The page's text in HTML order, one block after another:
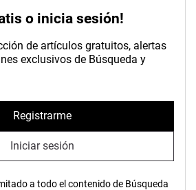
o inicia sesión!
de artículos gratuitos, alertas
exclusivos de Búsqueda y
Registrarme
Iniciar sesión
a todo el contenido de Búsqueda